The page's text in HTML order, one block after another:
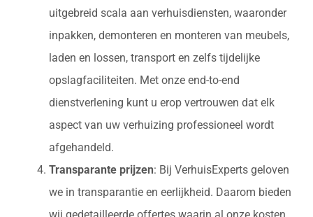
uitgebreid scala aan verhuisdiensten, waaronder
inpakken, demonteren en monteren van meubels,
laden en lossen, transport en zelfs tijdelijke
opslagfaciliteiten. Met onze end-to-end
dienstverlening kunt u erop vertrouwen dat elk
aspect van uw verhuizing professioneel wordt
afgehandeld.
Transparante prijzen: Bij VerhuisExperts geloven
we in transparantie en eerlijkheid. Daarom bieden